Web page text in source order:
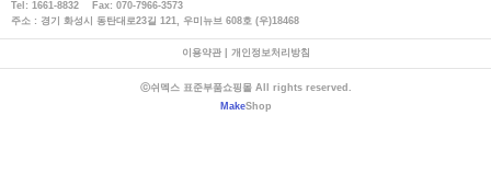
Tel: 1661-8832 Fax: 070-7966-3573
주소 : 경기 화성시 동탄대로23길 121, 우미뉴브 608호 (우)18468
이용약관| 개인정보처리방침
ⓒ쉬멕스 표준부품쇼핑몰 All rights reserved.
MakeShop